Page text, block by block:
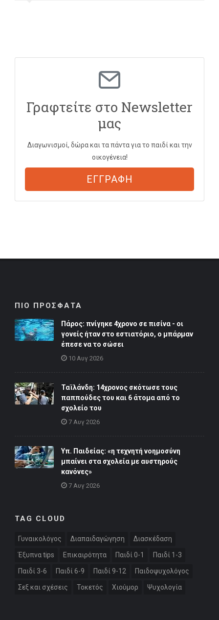
Γραφτείτε στο Newsletter
μας
Διαγωνισμοί, δώρα και τα πάντα για το παιδί και την
οικογένεια!
ΕΓΓΡΑΦΗ
ΠΙΟ ΠΡΟΣΦΑΤΑ
Πάρος: πνίγηκε 4χρονο σε πισίνα - οι
γονείς ήταν στο εστιατόριο, ο μπάρμαν
έπεσε να το σώσει
10 Αυγ 2026
Ταϊλάνδη: 14χρονος σκότωσε τους
παππούδες του και 6 άτομα από το
σχολείο του
7 Αυγ 2026
Υπ. Παιδείας: «η τεχνητή νοημοσύνη
μπαίνει στα σχολεία με αυστηρούς
κανόνες»
7 Αυγ 2026
TAG CLOUD
Γυναικολόγος Διαπαιδαγώγηση Διασκέδαση
Έξυπνα tips Επικαιρότητα Παιδί 0-1 Παιδί 1-3
Παιδί 3-6 Παιδί 6-9 Παιδί 9-12 Παιδοψυχολόγος
Σεξ και σχέσεις Τοκετός Χιούμορ Ψυχολογία